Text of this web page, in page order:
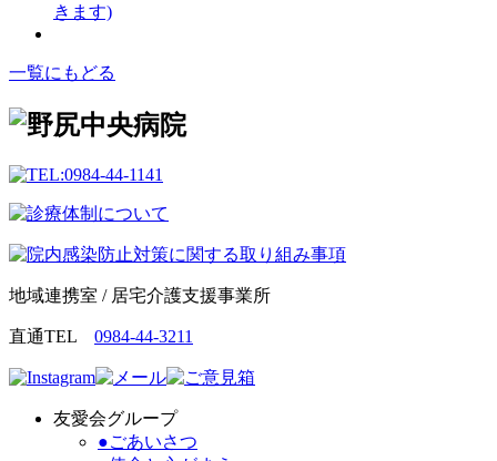
きます)
一覧にもどる
地域連携室 / 居宅介護支援事業所
直通TEL 0984-44-3211
友愛会グループ
●ごあいさつ